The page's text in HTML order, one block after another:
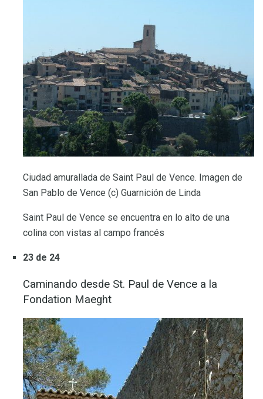
Ciudad amurallada de Saint Paul de Vence. Imagen de
San Pablo de Vence (c) Guarnición de Linda
Saint Paul de Vence se encuentra en lo alto de una
colina con vistas al campo francés
23 de 24
Caminando desde St. Paul de Vence a la
Fondation Maeght